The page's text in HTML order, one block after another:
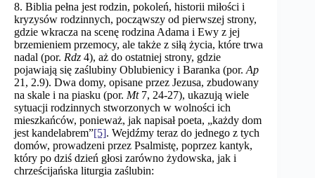
8. Biblia pełna jest rodzin, pokoleń, historii miłości i
kryzysów rodzinnych, począwszy od pierwszej strony,
gdzie wkracza na scenę rodzina Adama i Ewy z jej
brzemieniem przemocy, ale także z siłą życia, które trwa
nadal (por. Rdz 4), aż do ostatniej strony, gdzie
pojawiają się zaślubiny Oblubienicy i Baranka (por. Ap
21, 2.9). Dwa domy, opisane przez Jezusa, zbudowany
na skale i na piasku (por. Mt7, 24-27), ukazują wiele
sytuacji rodzinnych stworzonych w wolności ich
mieszkańców, ponieważ, jak napisał poeta, „każdy dom
jest kandelabrem”[5]. Wejdźmy teraz do jednego z tych
domów, prowadzeni przez Psalmistę, poprzez kantyk,
który po dziś dzień głosi zarówno żydowska, jak i
chrześcijańska liturgia zaślubin: